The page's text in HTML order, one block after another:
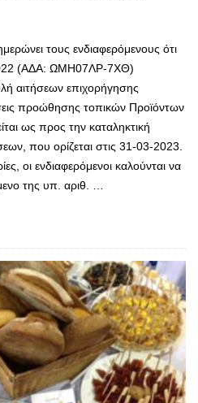
τους ενδιαφερόμενους ότι
(ΑΔΑ: ΩΜΗ07ΛΡ-7ΧΘ)
αιτήσεων επιχορήγησης
προώθησης τοπικών Προϊόντων
ως προς την καταληκτική
που ορίζεται στις 31-03-2023.
οι ενδιαφερόμενοι καλούνται να
της υπ. αριθ. …